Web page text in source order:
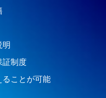
明
証制度
ことが可能